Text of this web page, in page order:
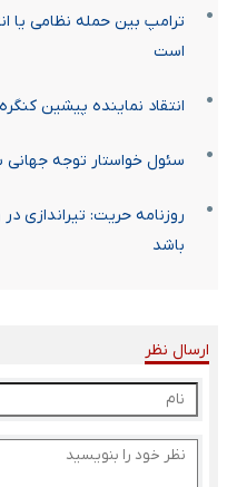
ترامپ بین حمله نظامی یا
است
انتقاد نماینده پیشین
سئول خواستار توجه
روزنامه حریت: تیراندازی
باشد
ارسال نظر